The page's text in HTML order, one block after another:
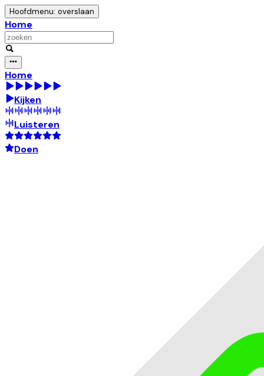
Hoofdmenu: overslaan
Home
Home
Kijken
Luisteren
Doen